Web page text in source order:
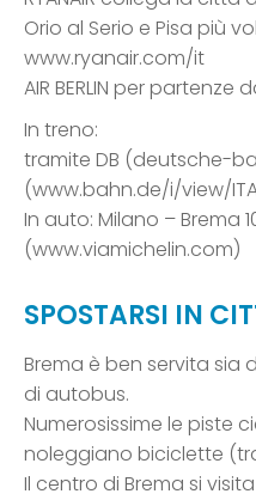
Orio al Serio e Pisa più
www.ryanair.com/it
AIR BERLIN per
In treno:
tramite DB (deutsche-
(www.bahn.de/i/view/
In auto: Milano – Brema
(www.viamichelin.com)
SPOSTARSI IN
Brema è ben servita sia
di autobus.
Numerosissime le piste
noleggiano biciclette
Il centro di Brema si